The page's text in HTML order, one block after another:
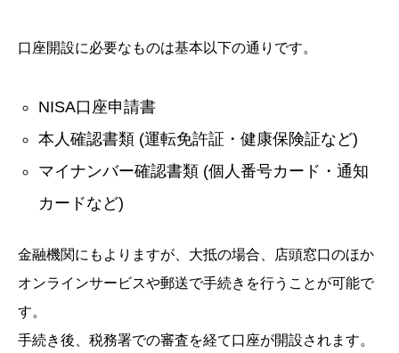
口座開設に必要なものは基本以下の通りです。
NISA口座申請書
本人確認書類 (運転免許証・健康保険証など)
マイナンバー確認書類 (個人番号カード・通知
カードなど)
金融機関にもよりますが、大抵の場合、店頭窓口のほか
オンラインサービスや郵送で手続きを行うことが可能で
す。
手続き後、税務署での審査を経て口座が開設されます。